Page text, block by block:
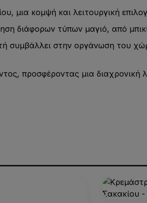
μια κομψή και λειτουργική
διάφορων τύπων μαγιό, από
συμβάλλει στην οργάνωση του
προσφέροντας μια